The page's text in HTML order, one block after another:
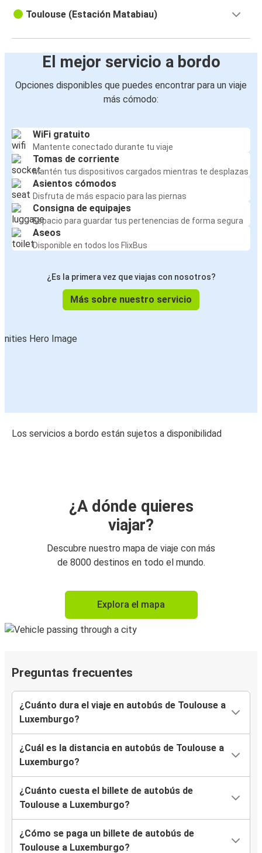
Toulouse (Estación Matabiau)
El mejor servicio a bordo
Opciones disponibles que puedes encontrar para un viaje
más cómodo:
WiFi gratuito
Mantente conectado durante tu viaje
Tomas de corriente
Mantén tus dispositivos cargados mientras te desplazas
Asientos cómodos
Disfruta de más espacio para las piernas
Consigna de equipajes
Espacio para guardar tus pertenencias de forma segura
Aseos
Disponible en todos los FlixBus
¿Es la primera vez que viajas con nosotros?
Más sobre nuestro servicio
Los servicios a bordo están sujetos a disponibilidad
¿A dónde quieres
viajar?
Descubre nuestro mapa de viaje con más
de 8000 destinos en todo el mundo.
Explora el mapa
Preguntas frecuentes
¿Cuánto dura el viaje en autobús de Toulouse a
Luxemburgo?
¿Cuál es la distancia en autobús de Toulouse a
Luxemburgo?
¿Cuánto cuesta el billete de autobús de
Toulouse a Luxemburgo?
¿Cómo se paga un billete de autobús de
Toulouse a Luxemburgo?